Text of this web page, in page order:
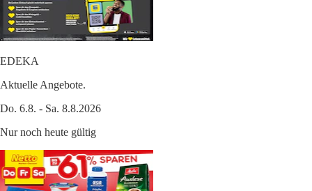
EDEKA
Aktuelle Angebote.
Do. 6.8. - Sa. 8.8.2026
Nur noch heute gültig